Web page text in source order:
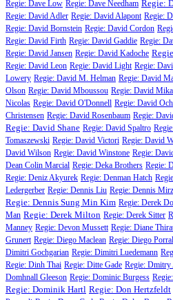
Regie: Dave Low Regie: Dave Needham Regie:
Regie: David Adler Regie: David Alapont Regie:
Regie: David Bornstein Regie: David Cordon
Regie: David Firth Regie: David Gaddie Regie:
Regie: David Jansen Regie: David Kadoche
Regie: David Leon Regie: David Light Regie:
Lowery Regie: David M. Helman Regie: David
Olson Regie: David Mboussou Regie: David
Nicolas Regie: David O'Donnell Regie: David
Christensen Regie: David Rosenbaum Regie:
Regie: David Shane Regie: David Spaltro
Tomaszewski Regie: David Victori Regie: David
David Wilson Regie: David Winstone Regie:
Dean Colin Marcial Regie: Deka Brothers Regie:
Regie: Deniz Akyurek Regie: Denman Hatch
Ledergerber Regie: Dennis Liu Regie: Dennis
Regie: Dennis Sung Min Kim Regie: Derek
Man Regie: Derek Milton Regie: Derek Sitter
Manney Regie: Devon Mussett Regie: Diane
Grunert Regie: Diego Maclean Regie: Diego Porral
Dimitri Gochgarian Regie: Dimitri Luedemann
Regie: Dinh Thai Regie: Ditte Gade Regie: Dmitry
Domhnall Gleeson Regie: Dominic Burgess
Regie: Dominik Hartl Regie: Don Hertzfeldt